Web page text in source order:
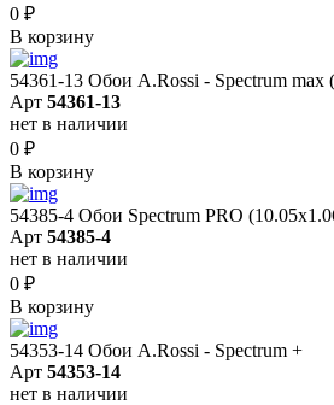
0 ₽
В корзину
54361-13 Обои A.Rossi - Spectrum max
Арт 54361-13
нет в наличии
0 ₽
В корзину
54385-4 Обои Spectrum PRO
Арт 54385-4
нет в наличии
0 ₽
В корзину
54353-14 Обои A.Rossi - Spectrum +
Арт 54353-14
нет в наличии